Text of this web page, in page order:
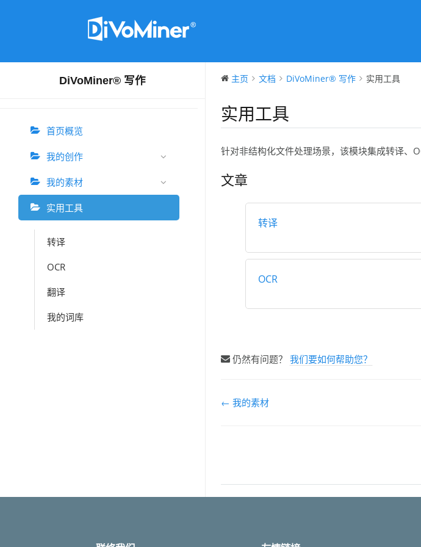
DiVoMiner® 写作
首页概览
我的创作
我的素材
实用工具
转译
OCR
翻译
我的词库
主页 文档 DiVoMiner® 写作 实用工具
实用工具
针对非结构化文件处理场景，该模块集成转译、
文章
转译
OCR
仍然有问题？ 我们要如何帮助您？
文
档
← 我的素材